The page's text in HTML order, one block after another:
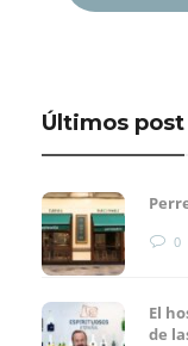
Últimos post
0
El
de